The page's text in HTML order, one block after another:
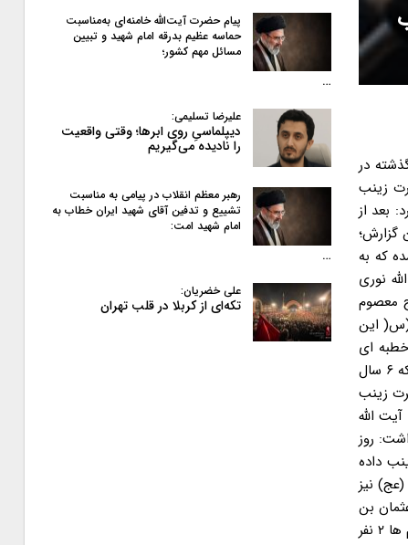
در
زینب
کرد: بعد از
گزارش؛
که به
نوری
معصوم
این
ای
ایراد کردند اشاره و اضافه کرد: راوی آن خطبه حضرت زینب (س) است؛ هرکس خطبه حضرت زهرا (س) را نقل کرده از حضرت زینب با اینکه ۶ سال
زینب
آیت الله
روز
داده
نیز
بن
سعید، حسین بن روح و علی محمد سمری اشاره کرد که نایبان امام زمان (عج) بودند و افزود: نیابت موقعیت بسیار بزرگی است و در میان خانم ها ۲ نفر
پیام حضرت آیت‌الله خامنه‌ای به‌مناسبت
حماسه عظیم بدرقه امام شهید و تبیین
مسائل مهم کشور؛
…
علیرضا تسلیمی:
دیپلماسیِ روی ابرها؛ وقتی واقعیت
را نادیده می‌گیریم
رهبر معظم انقلاب در پیامی به‌ مناسبت
تشییع و تدفین آقای شهید ایران خطاب به
امام شهید امت:
…
علی خضریان:
تکه‌ای از کربلا در قلب تهران